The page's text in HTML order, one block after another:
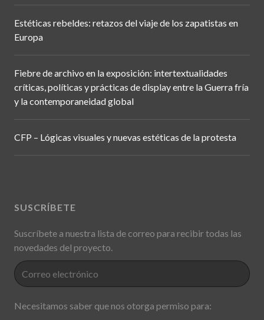
Estéticas rebeldes: retazos del viaje de los zapatistas en
Europa
Fiebre de archivo en la exposición: intertextualidades
críticas, políticas y prácticas de display entre la Guerra fría
y la contemporaneidad global
CFP – Lógicas visuales y nuevas estéticas de la protesta
SUSCRÍBETE
Suscríbete a nuestra lista de correo para recibir todas las
novedades del proyecto.
Necesitamos saber que nos otorga permiso para: